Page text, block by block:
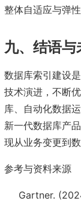
整体自适应与弹
九、结语
数据库索引建设
技术演进，不断
库、自动化数据
新一代数据库产
现从业务变更到
参考与资料来源
Gartner.